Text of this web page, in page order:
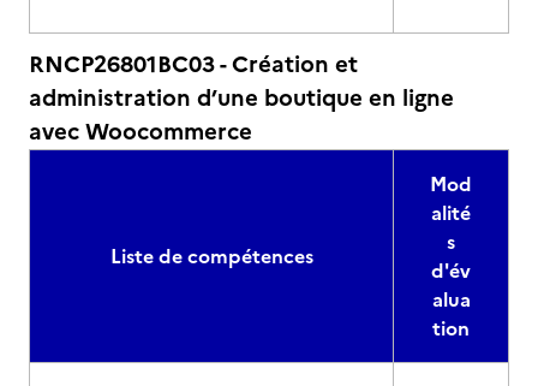
RNCP26801BC03 - Création et
administration d’une boutique en ligne
avec Woocommerce
Liste de compétences
Mod
alité
s
d'év
alua
tion